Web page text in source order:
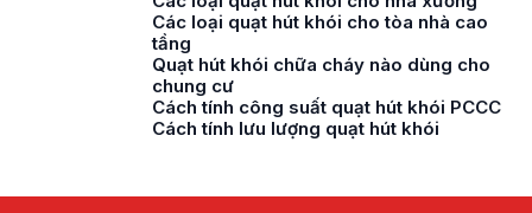
Các loại quạt hút khói cho tòa nhà cao
tầng
Quạt hút khói chữa cháy nào dùng cho
chung cư
Cách tính công suất quạt hút khói PCCC
Cách tính lưu lượng quạt hút khói